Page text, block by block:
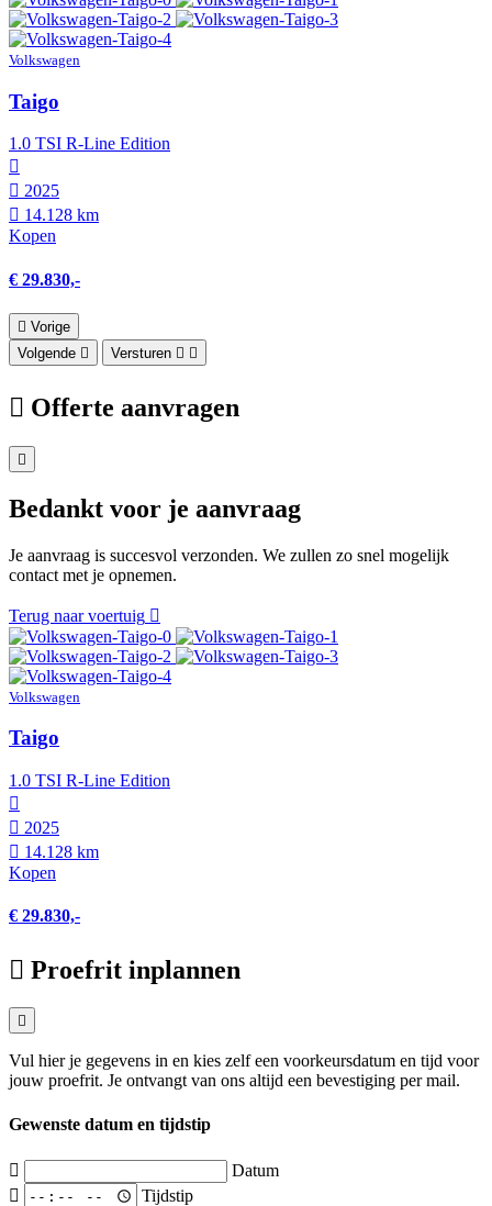
Volkswagen
Taigo
1.0 TSI R-Line Edition
2025
14.128 km
Kopen
€ 29.830,-
Vorige
Volgende
Versturen
Offerte aanvragen
Bedankt voor je aanvraag
Je aanvraag is succesvol verzonden. We zullen zo snel mogelijk
contact met je opnemen.
Terug naar voertuig
Volkswagen
Taigo
1.0 TSI R-Line Edition
2025
14.128 km
Kopen
€ 29.830,-
Proefrit inplannen
Vul hier je gegevens in en kies zelf een voorkeursdatum en tijd voor
jouw proefrit. Je ontvangt van ons altijd een bevestiging per mail.
Gewenste datum en tijdstip
Datum
Tijdstip